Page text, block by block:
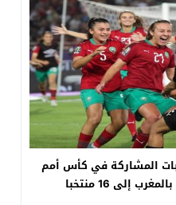
المشاركة في كأس أمم